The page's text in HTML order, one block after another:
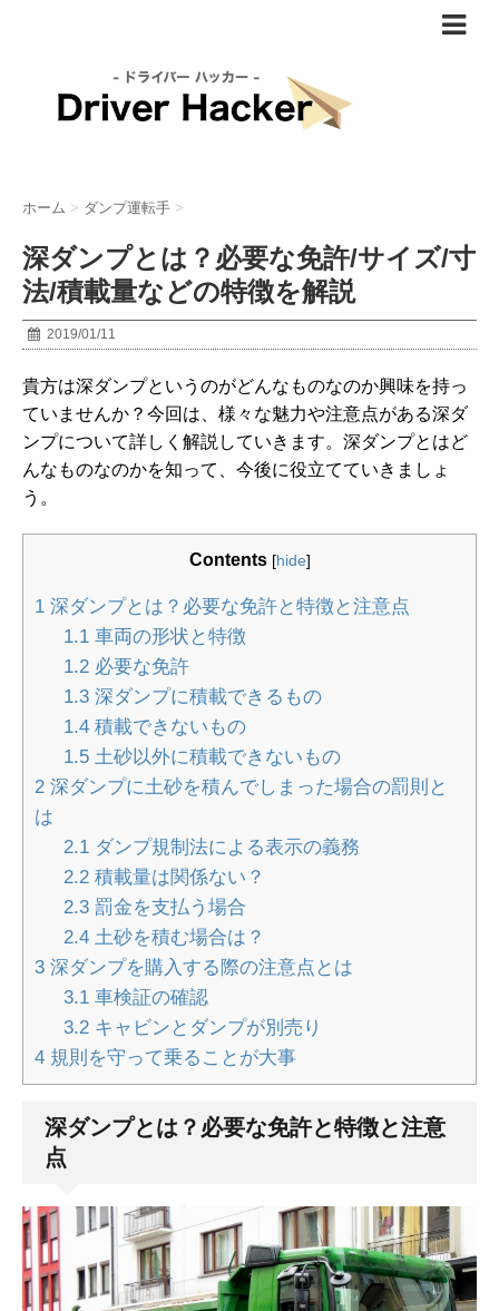
ホーム > ダンプ運転手 >
深ダンプとは？必要な免許/サイズ/寸
法/積載量などの特徴を解説
2019/01/11
貴方は深ダンプというのがどんなものなのか興味を持っ
ていませんか？今回は、様々な魅力や注意点がある深ダ
ンプについて詳しく解説していきます。深ダンプとはど
んなものなのかを知って、今後に役立てていきましょ
う。
Contents [hide]
1 深ダンプとは？必要な免許と特徴と注意点
1.1車両の形状と特徴
1.2必要な免許
1.3深ダンプに積載できるもの
1.4積載できないもの
1.5土砂以外に積載できないもの
2 深ダンプに土砂を積んでしまった場合の罰則と
は
2.1ダンプ規制法による表示の義務
2.2積載量は関係ない？
2.3罰金を支払う場合
2.4土砂を積む場合は？
3 深ダンプを購入する際の注意点とは
3.1車検証の確認
3.2キャビンとダンプが別売り
4 規則を守って乗ることが大事
深ダンプとは？必要な免許と特徴と注意
点